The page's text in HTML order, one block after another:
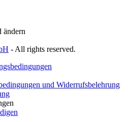
ändern
- All rights reserved.
und Widerrufsbelehrung